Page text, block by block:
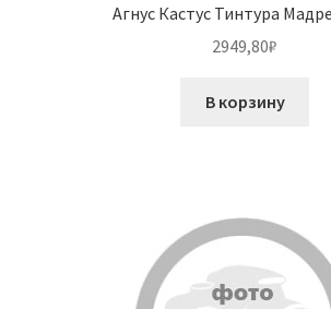
Агнус Кастус Тинтура
2949,80₽
В корзину